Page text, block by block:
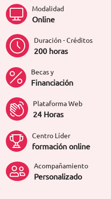
Modalidad
Online
Duración - Créditos
200 horas
Becas y
Financiación
Plataforma Web
24 Horas
Centro Líder
formación online
Acompañamiento
Personalizado